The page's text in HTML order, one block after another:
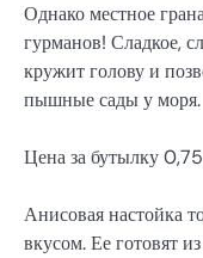
Однако местное
гурманов! Сладкое,
кружит голову и
пышные сады у моря.
Цена за бутылку
Анисовая настойка
вкусом. Ее готовят